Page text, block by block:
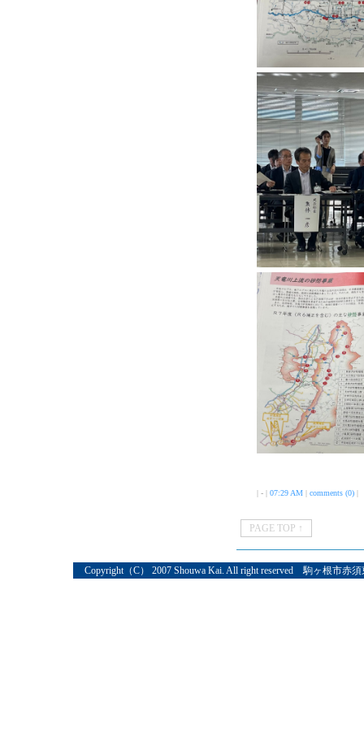
| - | 07:29 AM| comments (0)|
PAGE TOP ↑
Copyright（C） 2007 Shouwa Kai. All right reserved 駒ヶ根市